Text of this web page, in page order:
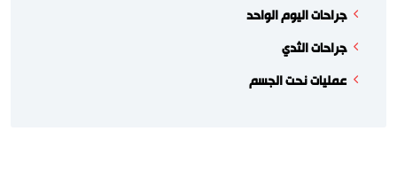
جراحات اليوم الواحد
جراحات الثدي
عمليات نحت الجسم